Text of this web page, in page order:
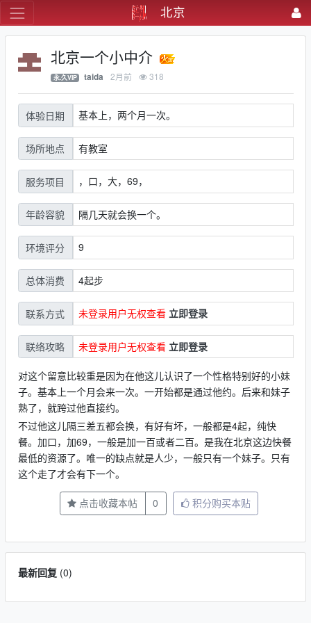
北京
北京一个小中介
永.久VIP taida 2月前 318
体验日期 基本上，两个月一次。
场所地点 有教室
服务项目 ，口，大，69，
年龄容貌 隔几天就会换一个。
环境评分 9
总体消费 4起步
联系方式 未登录用户无权查看 立即登录
联络攻略 未登录用户无权查看 立即登录
对这个留意比较重是因为在他这儿认识了一个性格特别好的小妹
子。基本上一个月会来一次。一开始都是通过他约。后来和妹子
熟了，就跨过他直接约。
不过他这儿隔三差五都会换，有好有坏，一般都是4起，纯快
餐。加口，加69，一般是加一百或者二百。是我在北京这边快餐
最低的资源了。唯一的缺点就是人少，一般只有一个妹子。只有
这个走了才会有下一个。
点击收藏本帖 0 积分购买本贴
最新回复(0)